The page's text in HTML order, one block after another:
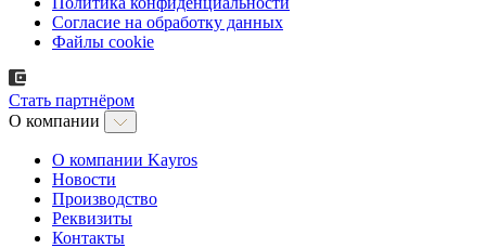
Согласие на обработку данных
Файлы cookie
Стать партнёром
О компании
О компании Kayros
Новости
Производство
Реквизиты
Контакты